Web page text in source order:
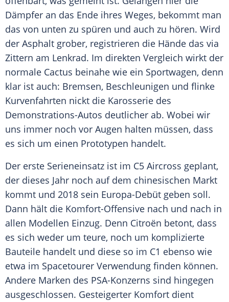
Dämpfer an das Ende ihres Weges, bekommt man
das von unten zu spüren und auch zu hören. Wird
der Asphalt grober, registrieren die Hände das via
Zittern am Lenkrad. Im direkten Vergleich wirkt der
normale Cactus beinahe wie ein Sportwagen, denn
klar ist auch: Bremsen, Beschleunigen und flinke
Kurvenfahrten nickt die Karosserie des
Demonstrations-Autos deutlicher ab. Wobei wir
uns immer noch vor Augen halten müssen, dass
es sich um einen Prototypen handelt.
Der erste Serieneinsatz ist im C5 Aircross geplant,
der dieses Jahr noch auf dem chinesischen Markt
kommt und 2018 sein Europa-Debüt geben soll.
Dann hält die Komfort-Offensive nach und nach in
allen Modellen Einzug. Denn Citroën betont, dass
es sich weder um teure, noch um komplizierte
Bauteile handelt und diese so im C1 ebenso wie
etwa im Spacetourer Verwendung finden können.
Andere Marken des PSA-Konzerns sind hingegen
ausgeschlossen. Gesteigerter Komfort dient